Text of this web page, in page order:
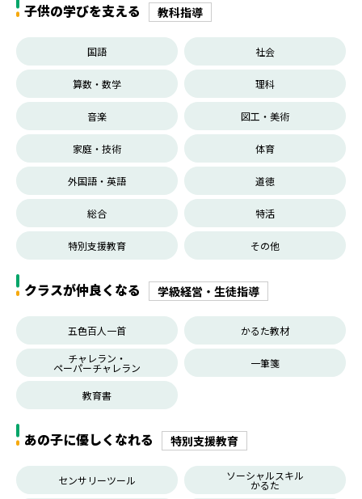
子供の学びを支える 教科指導
国語 社会
算数・数学 理科
音楽 図工・美術
家庭・技術 体育
外国語・英語 道徳
総合 特活
特別支援教育 その他
クラスが仲良くなる 学級経営・生徒指導
五色百人一首
かるた教材
チャレラン・
ペーパーチャレラン 一筆箋
教育書
あの子に優しくなれる 特別支援教育
センサリーツール ソーシャルスキル
かるた